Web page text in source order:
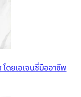
ดยเอเจนซี่มืออาชีพ